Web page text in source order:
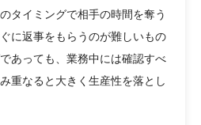
タイミングで相手の時間を奪う
に返事をもらうのが難しいもの
あっても、業務中には確認すべ
重なると大きく生産性を落とし